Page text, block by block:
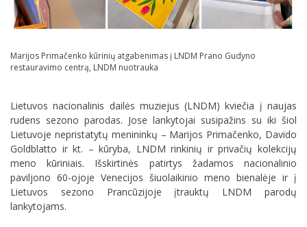
Marijos Primačenko kūrinių atgabenimas į LNDM Prano Gudyno
restauravimo centrą, LNDM nuotrauka
Lietuvos nacionalinis dailės muziejus (LNDM) kviečia į naujas
rudens sezono parodas. Jose lankytojai susipažins su iki šiol
Lietuvoje nepristatytų menininkų – Marijos Primačenko, Davido
Goldblatto ir kt. – kūryba, LNDM rinkinių ir privačių kolekcijų
meno kūriniais. Išskirtinės patirtys žadamos nacionalinio
paviljono 60-ojoje Venecijos šiuolaikinio meno bienalėje ir į
Lietuvos sezono Prancūzijoje įtrauktų LNDM parodų
lankytojams.